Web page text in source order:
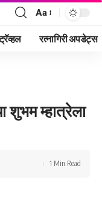
Font
Resizer
Aa
रत्नागिरी अपडेट्स
शुभम म्हात्रेला
1 Min Read